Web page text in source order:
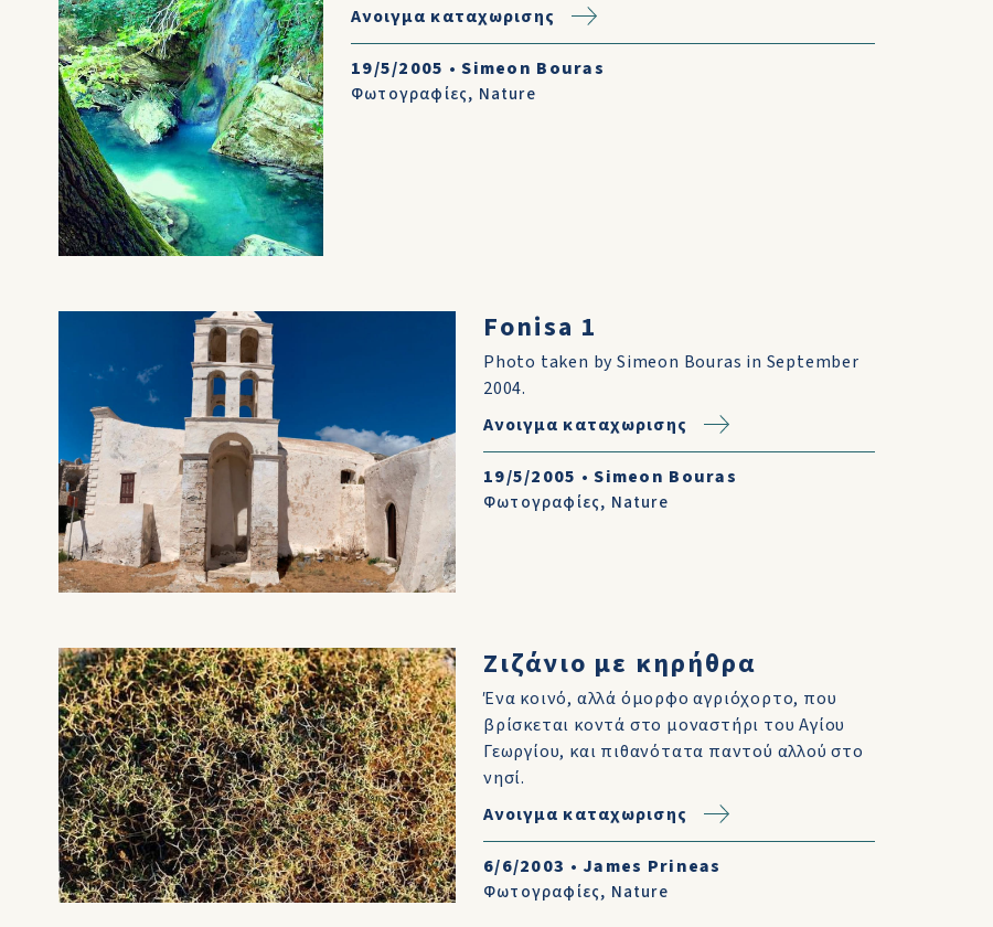
Ανοιγμα καταχωρισης
19/5/2005 •Simeon Bouras
Φωτογραφίες, Nature
Fonisa 1
Photo taken by Simeon Bouras in September
2004.
Ανοιγμα καταχωρισης
19/5/2005 •Simeon Bouras
Φωτογραφίες, Nature
Ζιζάνιο με κηρήθρα
Ένα κοινό, αλλά όμορφο αγριόχορτο, που
βρίσκεται κοντά στο μοναστήρι του Αγίου
Γεωργίου, και πιθανότατα παντού αλλού στο
νησί.
Ανοιγμα καταχωρισης
6/6/2003 • James Prineas
Φωτογραφίες, Nature